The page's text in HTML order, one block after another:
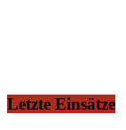
Letzte Einsätze